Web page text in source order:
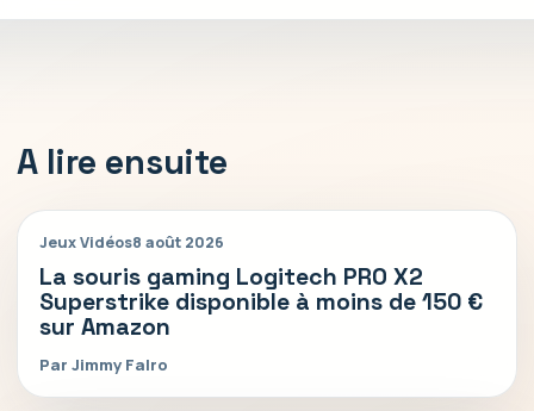
A lire ensuite
Jeux Vidéos8 août 2026
La souris gaming Logitech PRO X2
Superstrike disponible à moins de 150 €
sur Amazon
Par Jimmy Falro